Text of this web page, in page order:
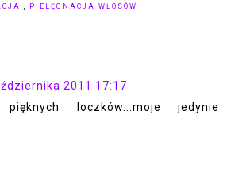
, PIELĘGNACJA WŁOSÓW
2011 17:17
pięknych loczków...moje jedynie